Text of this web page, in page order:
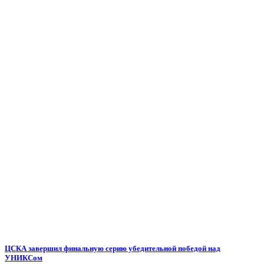
ЦСКА завершил финальную серию убедительной победой над
УНИКСом